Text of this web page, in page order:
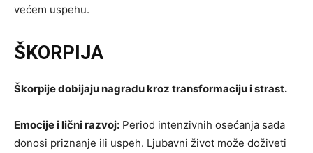
većem uspehu.
ŠKORPIJA
Škorpije dobijaju nagradu kroz transformaciju i strast.
Emocije i lični razvoj: Period intenzivnih osećanja sada
donosi priznanje ili uspeh. Ljubavni život može doživeti